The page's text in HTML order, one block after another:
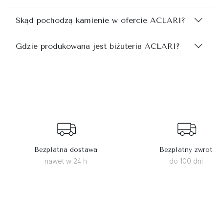
Skąd pochodzą kamienie w ofercie ACLARI?
Gdzie produkowana jest biżuteria ACLARI?
Bezpłatna dostawa
nawet w 24 h
Bezpłatny zwrot
do 100 dni